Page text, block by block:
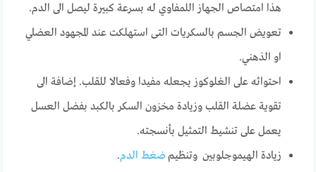
هذا امتصاص الجهاز اللمفاوي له بسرعة كبيرة ليصل الى الدم.
تعويض الجسم بالسكريات التى استهلكت عند المجهود العضلي
او الذهني.
احتوائه على الغلوكوز يجعله مفيدا وفعالا للقلب. إضافة الى
تقوية عضلة القلب وزيادة مخزون السكر بالكبد بفضل العسل
يعمل على تنشيط التمثيل بأنسجته.
زيادة الهيموجلوبين وتنظيم ضغط الدم.